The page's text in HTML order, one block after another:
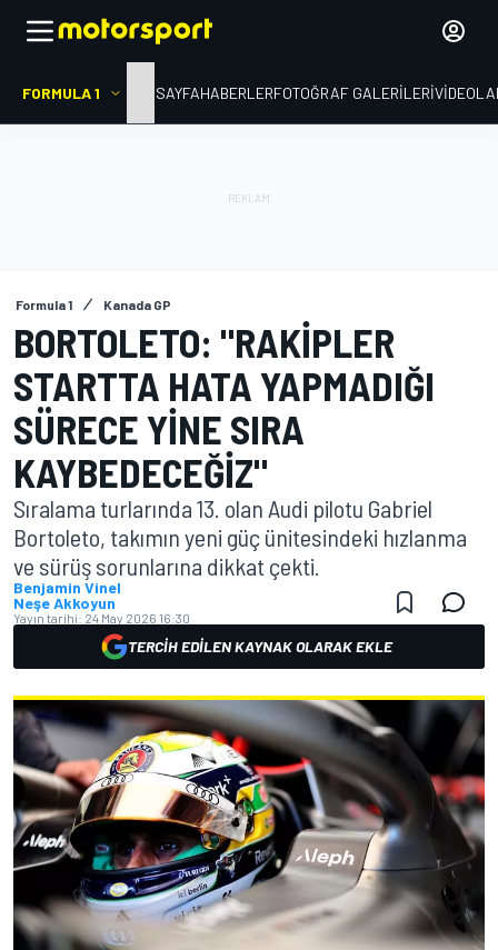
FORMULA 1 ANA SAYFAHABERLERFOTOĞRAF GALERILERI
Formula 1 Kanada GP
BORTOLETO: "RAKIPLER
STARTTA HATA YAPMADIĞI
SÜRECE YINE SIRA
KAYBEDECEĞIZ"
Sıralama turlarında 13. olan Audi pilotu Gabriel
Bortoleto, takımın yeni güç ünitesindeki hızlanma
ve sürüş sorunlarına dikkat çekti.
Benjamin Vinel
Neşe Akkoyun
Yayın tarihi: 24 May 2026 16:30
TERCIH EDILEN KAYNAK OLARAK EKLE